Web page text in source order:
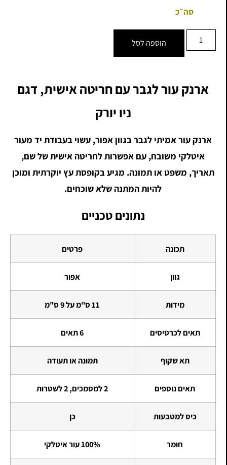
סה״כ
הוספה לסל
ארנק עור לגבר עם חריטה אישית, דגם
ניו יורק
ארנק עור אמיתי לגבר בגוון אפור, עשוי בעבודת יד מעור
איטלקי משובח, עם אפשרות לחריטה אישית של שם,
תאריך, משפט או תמונה. מגיע בקופסת עץ יוקרתית ומוכן
להיות המתנה שלא שוכחים.
נתונים טכניים
תכונה פרטים
גוון אפור
מידות 11 ס"מ על 9 ס"מ
תאים לכרטיסים 6 תאים
תא שקוף תמונה או תעודה
תאים נוספים 2 למסמכים, 2 לשטרות
כיס למטבעות כן
חומר 100% עור איטלקי